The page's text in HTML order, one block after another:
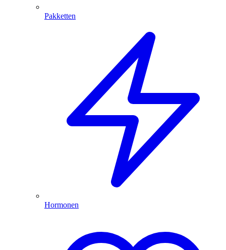
Pakketten
Hormonen